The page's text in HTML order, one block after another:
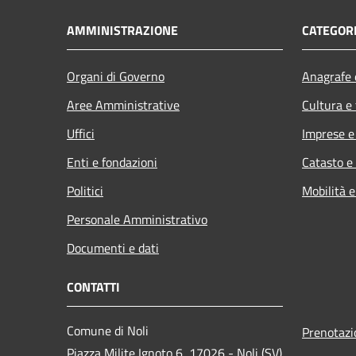
AMMINISTRAZIONE
Organi di Governo
Aree Amministrative
Uffici
Enti e fondazioni
Politici
Personale Amministrativo
Documenti e dati
Cultura
Imprese
Catasto
Mobilità
CONTATTI
Comune di Noli